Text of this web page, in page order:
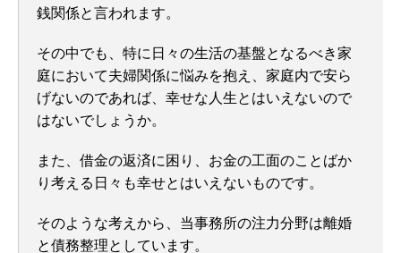
銭関係と言われます。
その中でも、特に日々の生活の基盤となるべき家
庭において夫婦関係に悩みを抱え、家庭内で安ら
げないのであれば、幸せな人生とはいえないので
はないでしょうか。
また、借金の返済に困り、お金の工面のことばか
り考える日々も幸せとはいえないものです。
そのような考えから、当事務所の注力分野は離婚
と債務整理としています。